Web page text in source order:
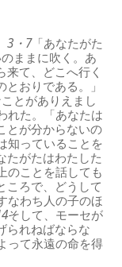
3・7「あなたがた
ままに吹く。あ
て、どこへ行く
おりである。」
とがありえまし
れた。「あなたは
とが分からないの
知っていることを
たがたはわたした
のことを話しても
ころで、どうして
なわち人の子のほ
そして、モーセが
られねばならな
って永遠の命を得